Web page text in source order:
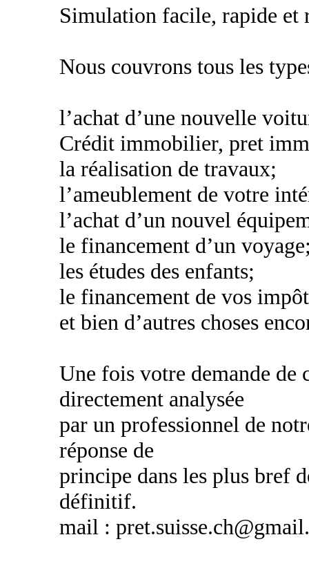
Simulation facile, rapide et
Nous couvrons tous les
l’achat d’une nouvelle
Crédit immobilier, pret
la réalisation de travaux;
l’ameublement de votre
l’achat d’un nouvel
le financement d’un
les études des enfants;
le financement de vos
et bien d’autres choses
Une fois votre demande
directement analysée
par un professionnel de
réponse de
principe dans les plus bref
définitif.
mail :